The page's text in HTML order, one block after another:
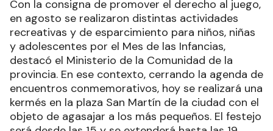
Con la consigna de promover el derecho al juego,
en agosto se realizaron distintas actividades
recreativas y de esparcimiento para niños, niñas
y adolescentes por el Mes de las Infancias,
destacó el Ministerio de la Comunidad de la
provincia. En ese contexto, cerrando la agenda de
encuentros conmemorativos, hoy se realizará una
kermés en la plaza San Martín de la ciudad con el
objeto de agasajar a los más pequeños. El festejo